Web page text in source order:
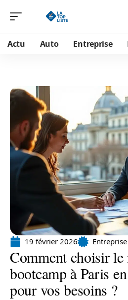
Actu Auto Entreprise
19 février 2026 Entreprise
Comment choisir
bootcamp à Paris
pour vos besoins ?